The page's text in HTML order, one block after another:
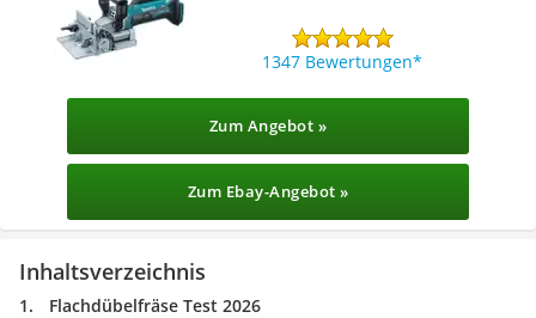
1347 Bewertungen
Zum Angebot »
Zum Ebay-Angebot »
Inhaltsverzeichnis
Flachdübelfräse Test 2026